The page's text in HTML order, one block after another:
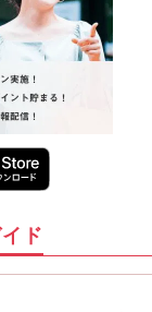
ド